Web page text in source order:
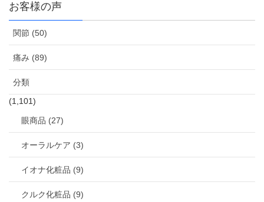
お客様の声
関節 (50)
痛み (89)
分類
(1,101)
眼商品 (27)
オーラルケア (3)
イオナ化粧品 (9)
クルク化粧品 (9)